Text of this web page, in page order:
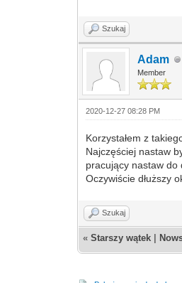
Szukaj
Adam
Member
2020-12-27 08:28 PM
Korzystałem z
Najczęściej nastaw
pracujący nastaw do
Oczywiście dłuższy
Szukaj
«Starszy wątek